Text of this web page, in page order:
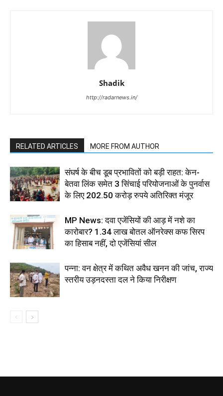
Shadik
http://radarnews.in/
RELATED ARTICLES MORE FROM AUTHOR
संघर्ष के बीच डूब प्रभावितों को बड़ी राहत: केन-
बेतवा लिंक समेत 3 सिंचाई परियोजनाओं के पुनर्वास
के लिए 202.50 करोड़ रुपये अतिरिक्त मंजूर
MP News: दवा एजेंसियों की आड़ में नशे का
कारोबार? 1.34 लाख बोतल ऑनरेक्स कफ सिरप
का हिसाब नहीं, दो एजेंसियां सील
पन्ना: वन क्षेत्र में कथित अवैध खनन की जांच, राज्य
स्तरीय उड़नदस्ता दल ने किया निरीक्षण